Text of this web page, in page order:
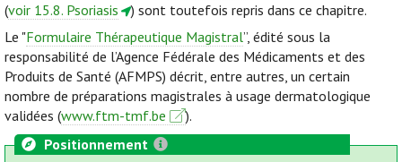
(voir 15.8. Psoriasis
) sont toutefois repris dans ce chapitre.
Le "Formulaire Thérapeutique Magistral”, édité sous la
responsabilité de l’Agence Fédérale des Médicaments et des
Produits de Santé (AFMPS) décrit, entre autres, un certain
nombre de préparations magistrales à usage dermatologique
validées (www.ftm-tmf.be
).
Positionnement